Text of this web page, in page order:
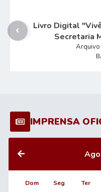
-
IMPRENSA
Dom Seg Ter